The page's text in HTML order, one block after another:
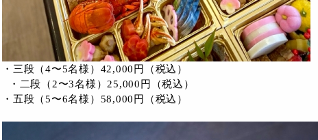
・三段（4〜5名様）42,000円（税込）
・二段（2〜3名様）25,000円（税込）
・五段（5〜6名様）58,000円（税込）